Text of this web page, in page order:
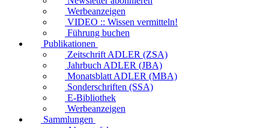
Werbeanzeigen
VIDEO :: Wissen vermitteln!
Führung buchen
Publikationen
Zeitschrift ADLER (ZSA)
Jahrbuch ADLER (JBA)
Monatsblatt ADLER (MBA)
Sonderschriften (SSA)
E-Bibliothek
Werbeanzeigen
Sammlungen